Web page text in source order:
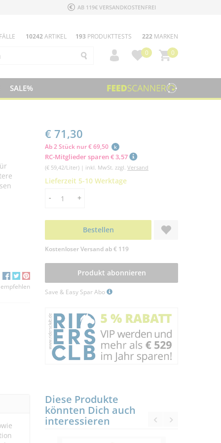
AB 119€ VERSANDKOSTENFREI
193 PRODUKTTESTS 222 MARKEN
10242ARTIKEL
0
0
SALE%
€ 71,30
Ab 2 Stück nur € 69,50 k
RC-Mitglieder sparen € 3,57
(€ 59,42/Liter) | inkl. MwSt. zzgl. Versand
Lieferzeit 5-10 Werktage
Menge
- +
Bestellen
Kostenloser Versand ab € 119
Produkt abonnieren
Save & Easy Spar Abo
Diese Produkte
könnten Dich auch
interessieren